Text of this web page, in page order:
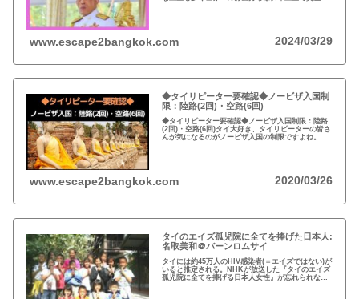
www.escape2bangkok.com 2024/03/29
◆タイリピーター要確認◆ノービザ入国制
限：陸路(2回)・空路(6回)
◆タイリピーター要確認◆ノービザ入国制限：陸路
(2回)・空路(6回)タイ大好き、タイリピーターの皆さ
んが気になるのがノービザ入国の制限ですよね。近
www.escape2bangkok.com 2020/03/26
タイのエイズ孤児院に全てを捧げた日本人:
名取美和＠バーンロムサイ
タイには約45万人のHIV感染者(＝エイズではない)が
いると推定される。NHKが放送した『タイのエイズ
孤児院に全てを捧げる日本人女性』が忘れられな